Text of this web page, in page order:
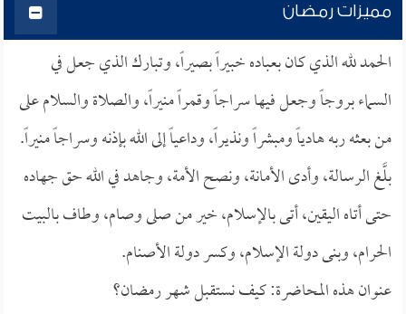
مميزات رمضان
الحمد لله الذي كان بعباده خبيراً بصيراً، وتبارك الذي جعل في
السماء بروجاً وجعل فيها سراجاً وقمراً منيراً، والصلاة والسلام على
من بعثه ربه هادياً ومبشراً ونذيراً، وداعياً إلى الله بإذنه وسراجاً منيراً.
بلَّغ الرسالة، وأدى الأمانة، ونصح الأمة، وجاهد في الله حق جهاده
حتى أتاه اليقين، أتى بالإسلام، خير من صلى وصام، وطاف بالبيت
الحرام، وبنى دولة الإسلام، وكسر دولة الأصنام.
عنوان هذه المحاضرة: كيف نستقبل شهر رمضان؟